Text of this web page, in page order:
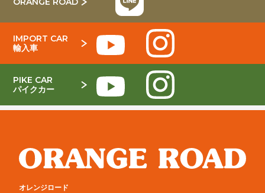
IMPORT CAR
輸入車
PIKE CAR
パイクカー
オレンジロード